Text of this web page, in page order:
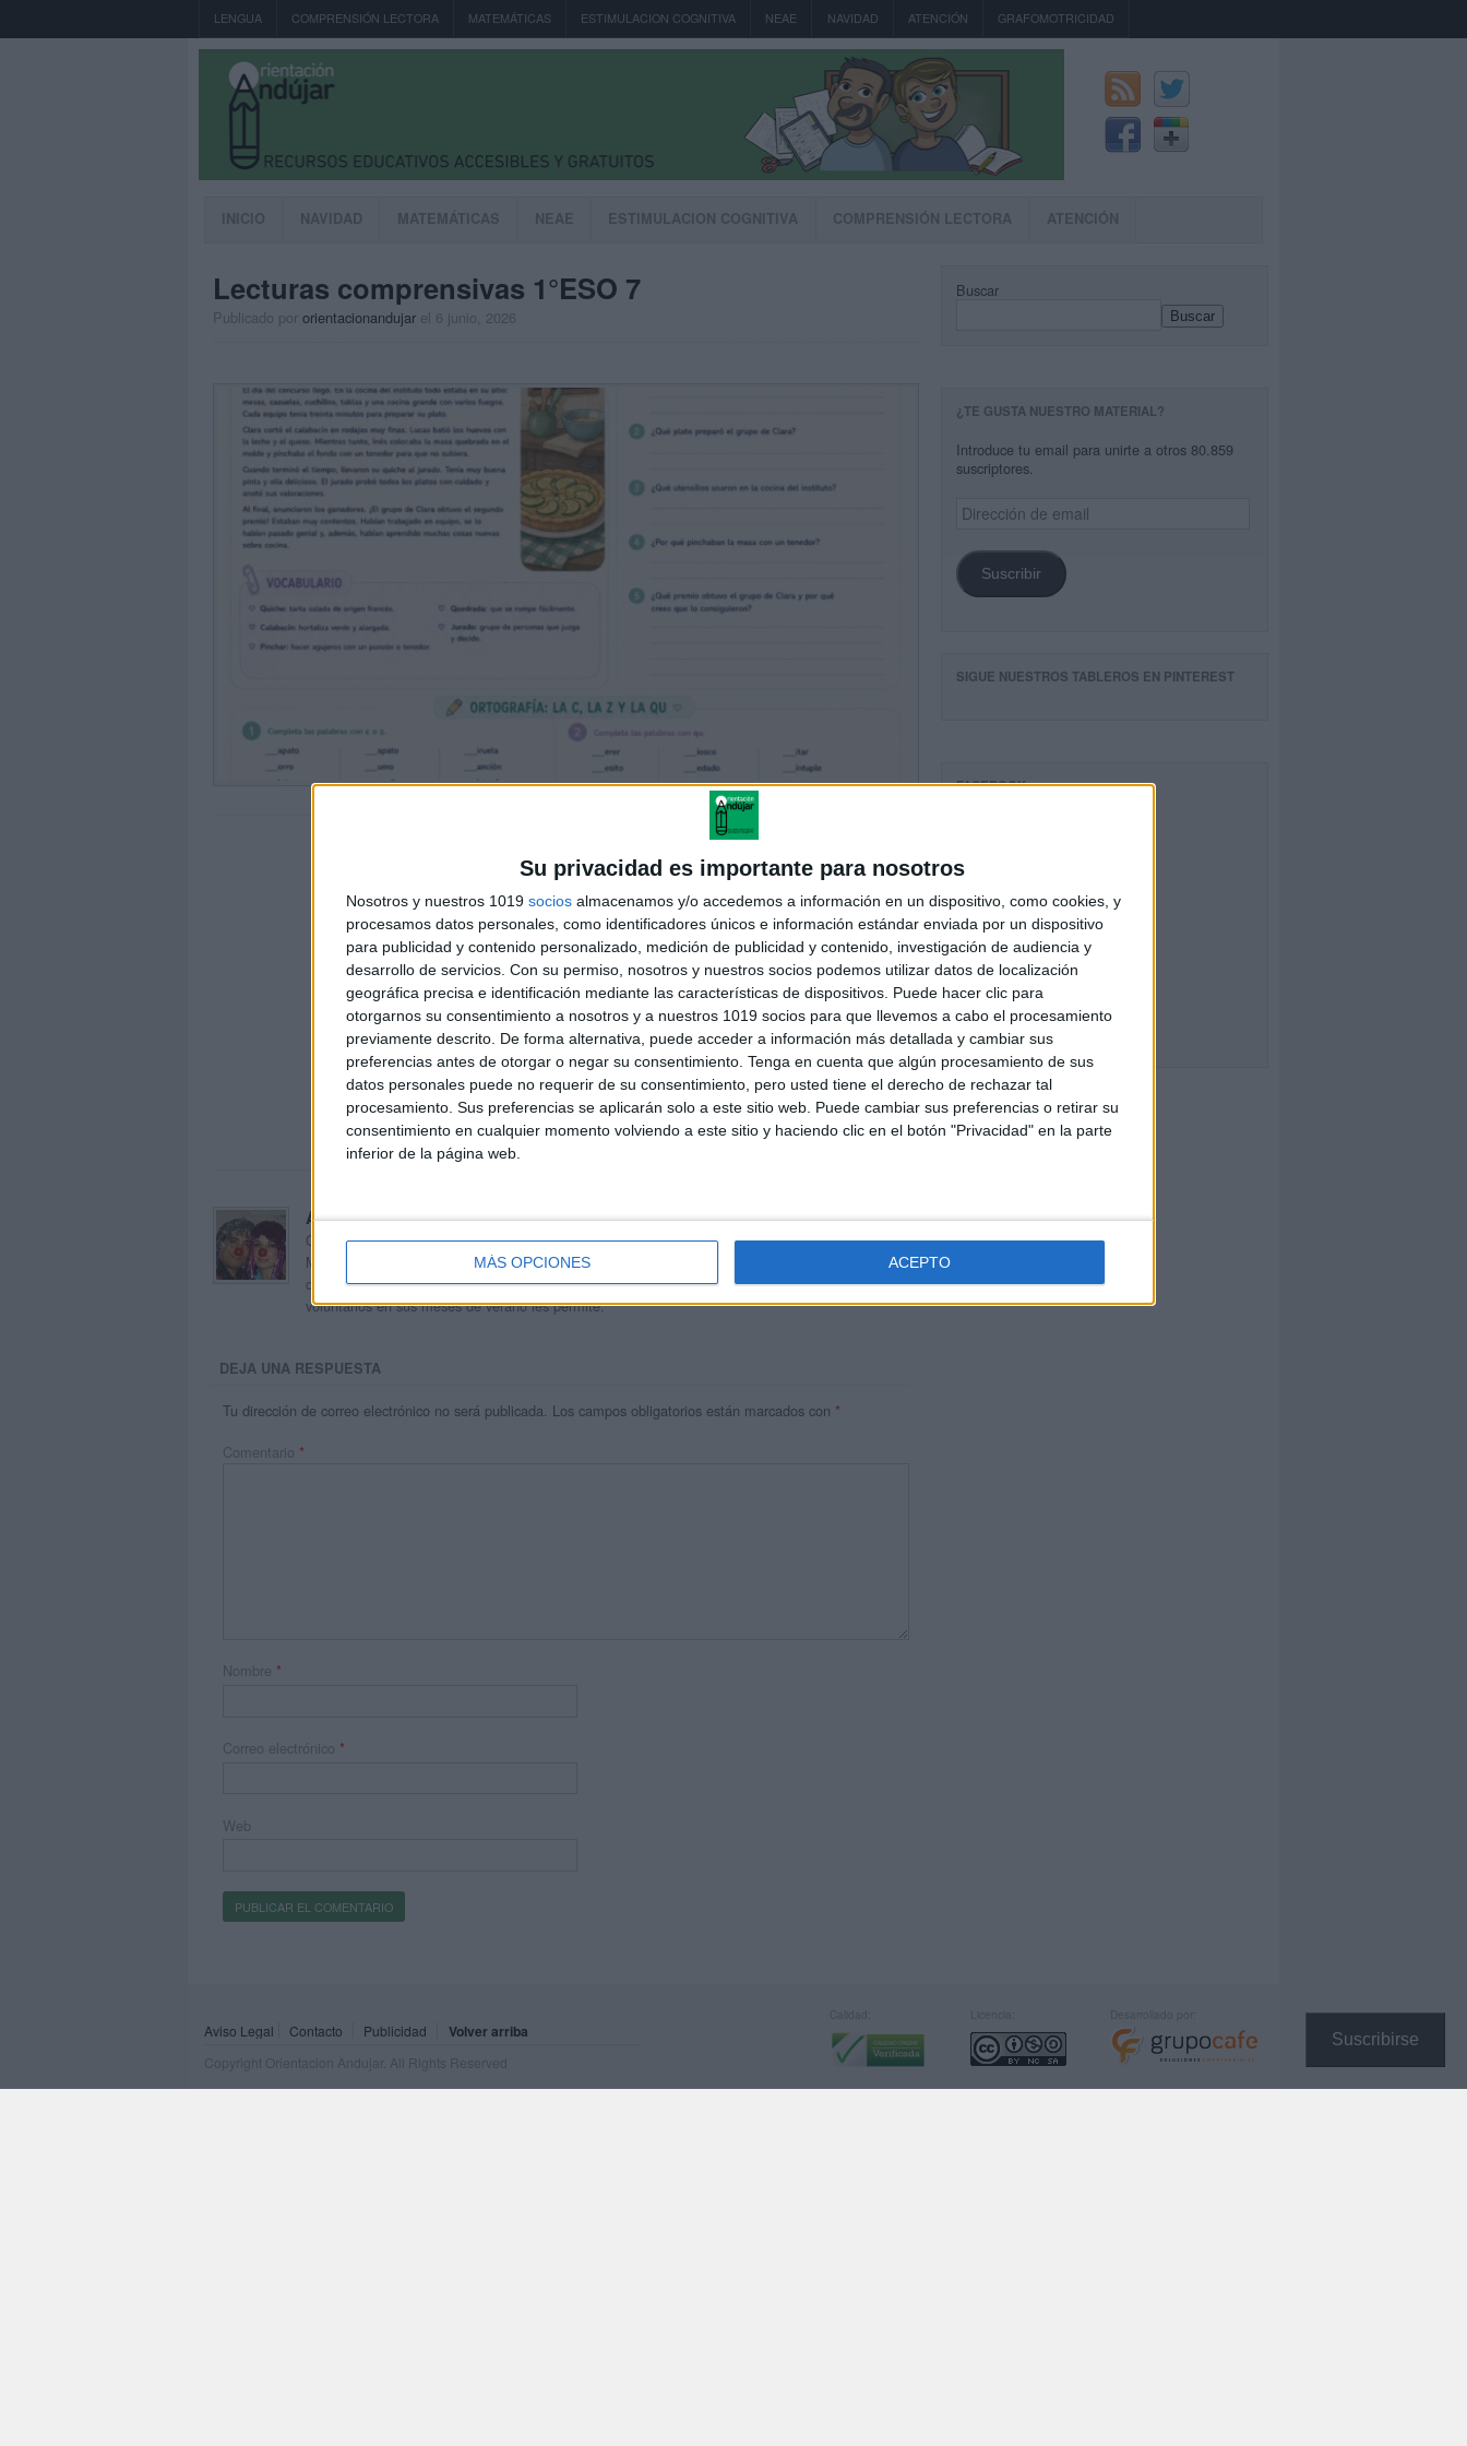
Su privacidad es importante para nosotros
Nosotros y nuestros 1019 socios almacenamos y/o accedemos a información en un dispositivo, como cookies, y
procesamos datos personales, como identificadores únicos e información estándar enviada por un dispositivo
para publicidad y contenido personalizado, medición de publicidad y contenido, investigación de audiencia y
desarrollo de servicios. Con su permiso, nosotros y nuestros socios podemos utilizar datos de localización
geográfica precisa e identificación mediante las características de dispositivos. Puede hacer clic para
otorgarnos su consentimiento a nosotros y a nuestros 1019 socios para que llevemos a cabo el procesamiento
previamente descrito. De forma alternativa, puede acceder a información más detallada y cambiar sus
preferencias antes de otorgar o negar su consentimiento. Tenga en cuenta que algún procesamiento de sus
datos personales puede no requerir de su consentimiento, pero usted tiene el derecho de rechazar tal
procesamiento. Sus preferencias se aplicarán solo a este sitio web. Puede cambiar sus preferencias o retirar su
consentimiento en cualquier momento volviendo a este sitio y haciendo clic en el botón "Privacidad" en la parte
inferior de la página web.
MÁS OPCIONES ACEPTO
Suscribirse
LENGUA COMPRENSIÓN LECTORA MATEMÁTICAS ESTIMULACION COGNITIVA NEAE NAVIDAD ATENCIÓN GRAFOMOTRICIDAD
INICIO NAVIDAD MATEMÁTICAS NEAE ESTIMULACION COGNITIVA COMPRENSIÓN LECTORA ATENCIÓN
Lecturas comprensivas 1°ESO 7
Publicado por orientacionandujar el 6 junio, 2026
Acerca de orientacionandujar
Orientación Andújar no es solo un blog, es la apuesta personal de dos profesores Ginés y
Maribel, que además de ser pareja, son los encargados de los contenidos que encontramos
dentro del blog y en el cual, vuelcan la mayor parte del tiempo, que sus tareas como docentes, y
voluntarios en sus meses de verano les permite.
DEJA UNA RESPUESTA
Tu dirección de correo electrónico no será publicada. Los campos obligatorios están marcados con *
Comentario *
Nombre *
Correo electrónico *
Web
Buscar
Buscar
¿TE GUSTA NUESTRO MATERIAL?
Introduce tu email para unirte a otros 80.859
suscriptores.
Dirección
de
Suscribir
SIGUE NUESTROS TABLEROS EN PINTEREST
FACEBOOK
Aviso Legal Contacto Publicidad Volver arriba